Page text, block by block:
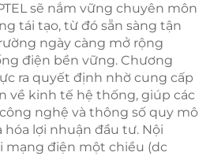
sẽ nắm vững chuyên môn
tái tạo, từ đó sẵn sàng tận
ngày càng mở rộng
điện bền vững. Chương
ra quyết định nhờ cung cấp
về kinh tế hệ thống, giúp các
nghệ và thông số quy mô
lợi nhuận đầu tư. Nội
điện một chiều (dc